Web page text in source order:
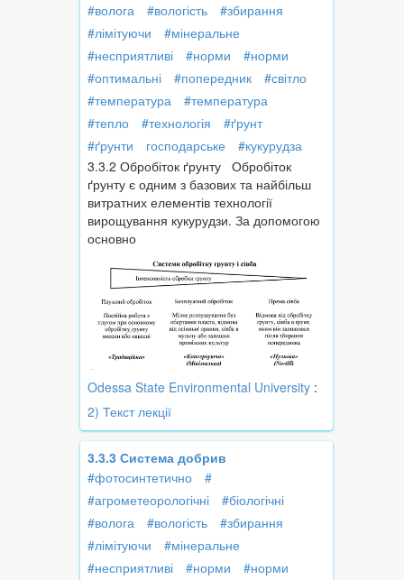
#волога
#вологість
#збирання
#лімітуючи
#мінеральне
#несприятливі
#норми
#норми
#оптимальні
#попередник
#світло
#температура
#температура
#тепло
#технологія
#ґрунт
#ґрунти
господарське
#кукурудза
3.3.2 Обробіток ґрунту Обробіток
ґрунту є одним з базових та найбільш
витратних елементів технології
вирощування кукурудзи. За допомогою
основно
Odessa State Environmental University :
2) Текст лекції
3.3.3 Система добрив
#фотосинтетично
#
#агрометеорологічні
#біологічні
#волога
#вологість
#збирання
#лімітуючи
#мінеральне
#несприятливі
#норми
#норми